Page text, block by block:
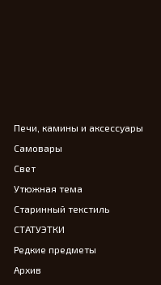
Печи, камины и аксессуары
Самовары
Свет
Утюжная тема
Старинный текстиль
СТАТУЭТКИ
Редкие предметы
Архив